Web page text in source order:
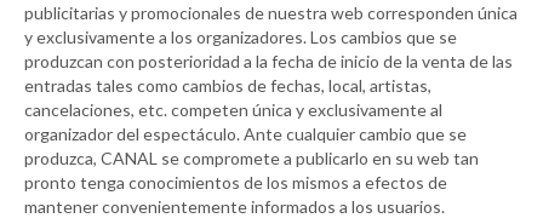
publicitarias y promocionales de nuestra web corresponden única
y exclusivamente a los organizadores. Los cambios que se
produzcan con posterioridad a la fecha de inicio de la venta de las
entradas tales como cambios de fechas, local, artistas,
cancelaciones, etc. competen única y exclusivamente al
organizador del espectáculo. Ante cualquier cambio que se
produzca, CANAL se compromete a publicarlo en su web tan
pronto tenga conocimientos de los mismos a efectos de
mantener convenientemente informados a los usuarios.